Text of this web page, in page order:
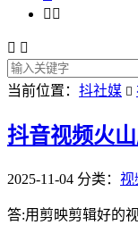
 
 
当前位置： 抖社媒 
抖音视频火
2025-11-04 分类： 视
答:用剪映剪辑好的